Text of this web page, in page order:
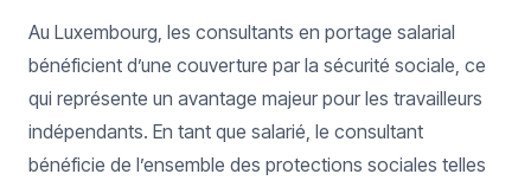
Au Luxembourg, les consultants en portage salarial
bénéficient d’une couverture par la sécurité sociale, ce
qui représente un avantage majeur pour les travailleurs
indépendants. En tant que salarié, le consultant
bénéficie de l’ensemble des protections sociales telles